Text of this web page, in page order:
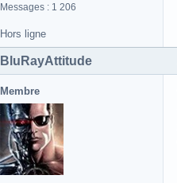
Messages : 1 206
Hors ligne
BluRayAttitude
Membre